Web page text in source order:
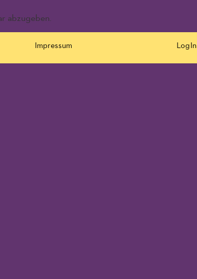
abzugeben.
Impressum LogIn